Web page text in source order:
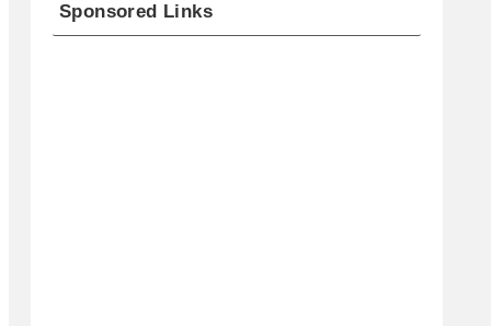
Sponsored Links